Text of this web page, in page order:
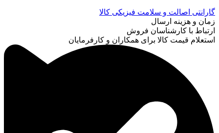
گارانتی اصالت و سلامت فیزیکی کالا
زمان و هزینه ارسال
ارتباط با کارشناسان فروش
استعلام قیمت کالا برای همکاران و کارفرمایان